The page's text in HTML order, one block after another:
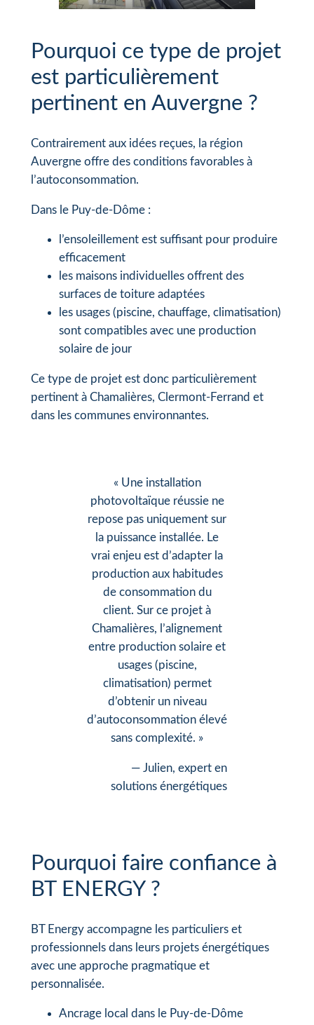
Pourquoi ce type de projet
est particulièrement
pertinent en Auvergne ?
Contrairement aux idées reçues, la région
Auvergne offre des conditions favorables à
l’autoconsommation.
Dans le Puy-de-Dôme :
l’ensoleillement est suffisant pour produire
efficacement
les maisons individuelles offrent des
surfaces de toiture adaptées
les usages (piscine, chauffage, climatisation)
sont compatibles avec une production
solaire de jour
Ce type de projet est donc particulièrement
pertinent à Chamalières, Clermont-Ferrand et
dans les communes environnantes.
« Une installation
photovoltaïque réussie ne
repose pas uniquement sur
la puissance installée. Le
vrai enjeu est d’adapter la
production aux habitudes
de consommation du
client. Sur ce projet à
Chamalières, l’alignement
entre production solaire et
usages (piscine,
climatisation) permet
d’obtenir un niveau
d’autoconsommation élevé
sans complexité. »
— Julien, expert en
solutions énergétiques
Pourquoi faire confiance à
BT ENERGY ?
BT Energy accompagne les particuliers et
professionnels dans leurs projets énergétiques
avec une approche pragmatique et
personnalisée.
Ancrage local dans le Puy-de-Dôme